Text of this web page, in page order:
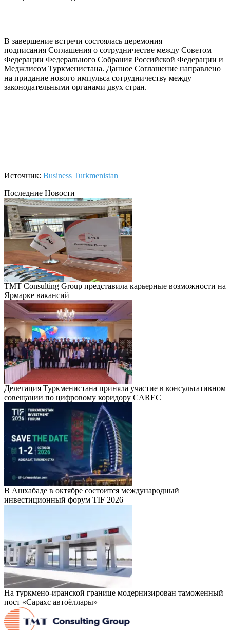
В завершение встречи состоялась церемония
подписания Соглашения о сотрудничестве между Советом
Федерации Федерального Собрания Российской Федерации и
Меджлисом Туркменистана. Данное Соглашение направлено
на придание нового импульса сотрудничеству между
законодательными органами двух стран.
Источник: Business Turkmenistan
Последние Новости
TMT Consulting Group представила карьерные возможности на
Ярмарке вакансий
Делегация Туркменистана приняла участие в консультативном
совещании по цифровому коридору CAREC
В Ашхабаде в октябре состоится международный
инвестиционный форум TIF 2026
На туркмено-иранской границе модернизирован таможенный
пост «Сарахс автоёллары»